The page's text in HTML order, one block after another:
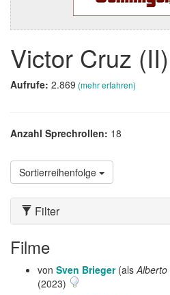
Victor Cruz (II)
Aufrufe: 2.869 (mehr erfahren)
Anzahl Sprechrollen: 18
Sortierreihenfolge
Filter
Filme
von Sven Brieger(alsAlberto
(2023)